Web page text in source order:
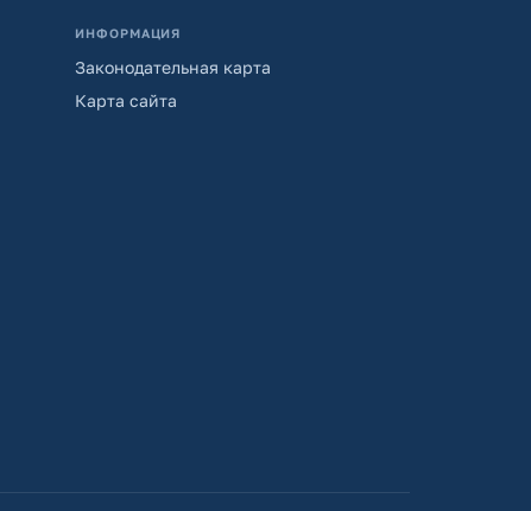
ИНФОРМАЦИЯ
Законодательная карта
Карта сайта